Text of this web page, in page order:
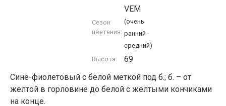
Сезон
цветения:
VEM
(очень
ранний -
средний)
Высота:
69
Сине-фиолетовый с белой меткой под б.; б. – от
жёлтой в горловине до белой с жёлтыми кончиками
на конце.